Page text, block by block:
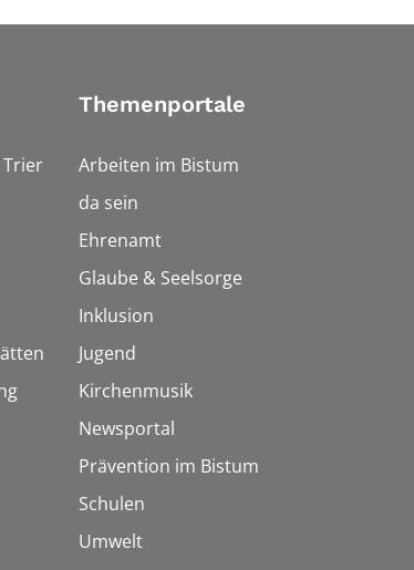
Themenportale
Arbeiten im Bistum
da sein
Ehrenamt
Glaube & Seelsorge
Inklusion
Jugend
Kirchenmusik
Newsportal
Prävention im Bistum
Schulen
Umwelt